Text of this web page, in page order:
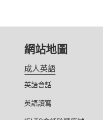
網站地圖
成人英語
英語會話
英語讀寫